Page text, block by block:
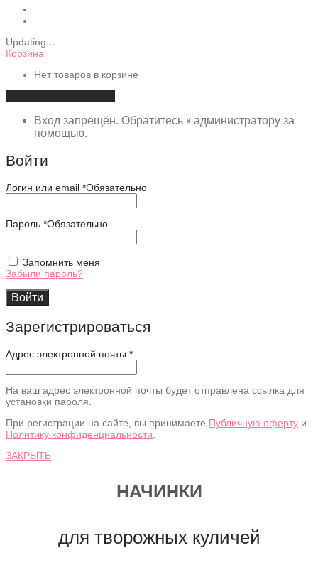
Updating…
Корзина
Нет товаров в корзине
Вход запрещён. Обратитесь к администратору за
помощью.
Войти
Логин или email *Обязательно
Пароль *Обязательно
Запомнить меня
Забыли пароль?
Войти
Зарегистрироваться
Адрес электронной почты *
На ваш адрес электронной почты будет отправлена ссылка для
установки пароля.
При регистрации на сайте, вы принимаете Публичную оферту и
Политику конфиденциальности
ЗАКРЫТЬ
НАЧИНКИ
для творожных куличей